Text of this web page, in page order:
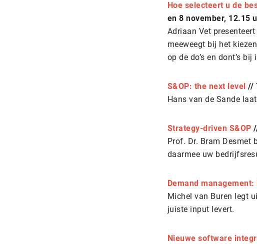
Hoe selecteert u de
en 8 november, 12.15
Adriaan Vet
meeweegt bij het
op de do’s en dont’s
S&OP: the next level //
Hans van de Sande
Strategy-driven S&OP
Prof. Dr. Bram Desmet
daarmee uw
Demand
Michel van Buren legt
juiste input levert.
Nieuwe software